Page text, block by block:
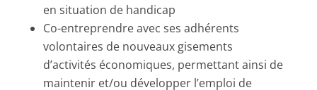
en situation de handicap
Co-entreprendre avec ses adhérents
volontaires de nouveaux gisements
d’activités économiques, permettant ainsi de
maintenir et/ou développer l’emploi de